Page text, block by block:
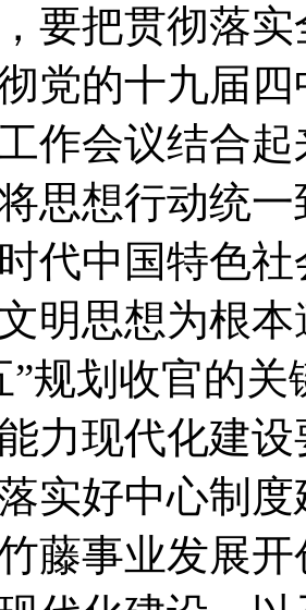
要把贯彻落
党的十九届
作会议结合
思想行动统
代中国特色
明思想为根
”规划收官的
力现代化建
实好中心制
藤事业发展